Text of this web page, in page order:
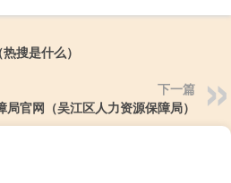
搜是什么）
下一篇
官网（吴江区人力资源保障局）